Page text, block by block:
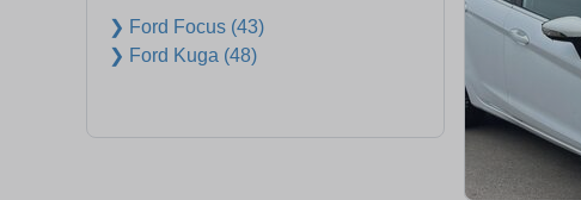
❯ Ford Focus (43)
❯ Ford Kuga (48)